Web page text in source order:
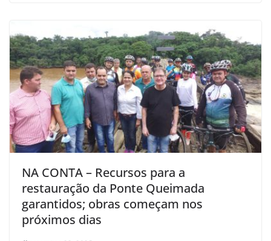
NA CONTA – Recursos para a
restauração da Ponte Queimada
garantidos; obras começam nos
próximos dias